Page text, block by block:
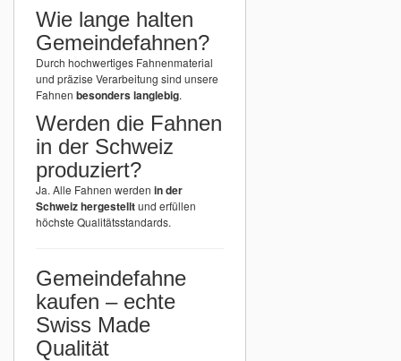
Wie lange halten
Gemeindefahnen?
Durch hochwertiges Fahnenmaterial
und präzise Verarbeitung sind unsere
Fahnen besonders langlebig.
Werden die Fahnen
in der Schweiz
produziert?
Ja. Alle Fahnen werden in der
Schweiz hergestelltund erfüllen
höchste Qualitätsstandards.
Gemeindefahne
kaufen – echte
Swiss Made
Qualität